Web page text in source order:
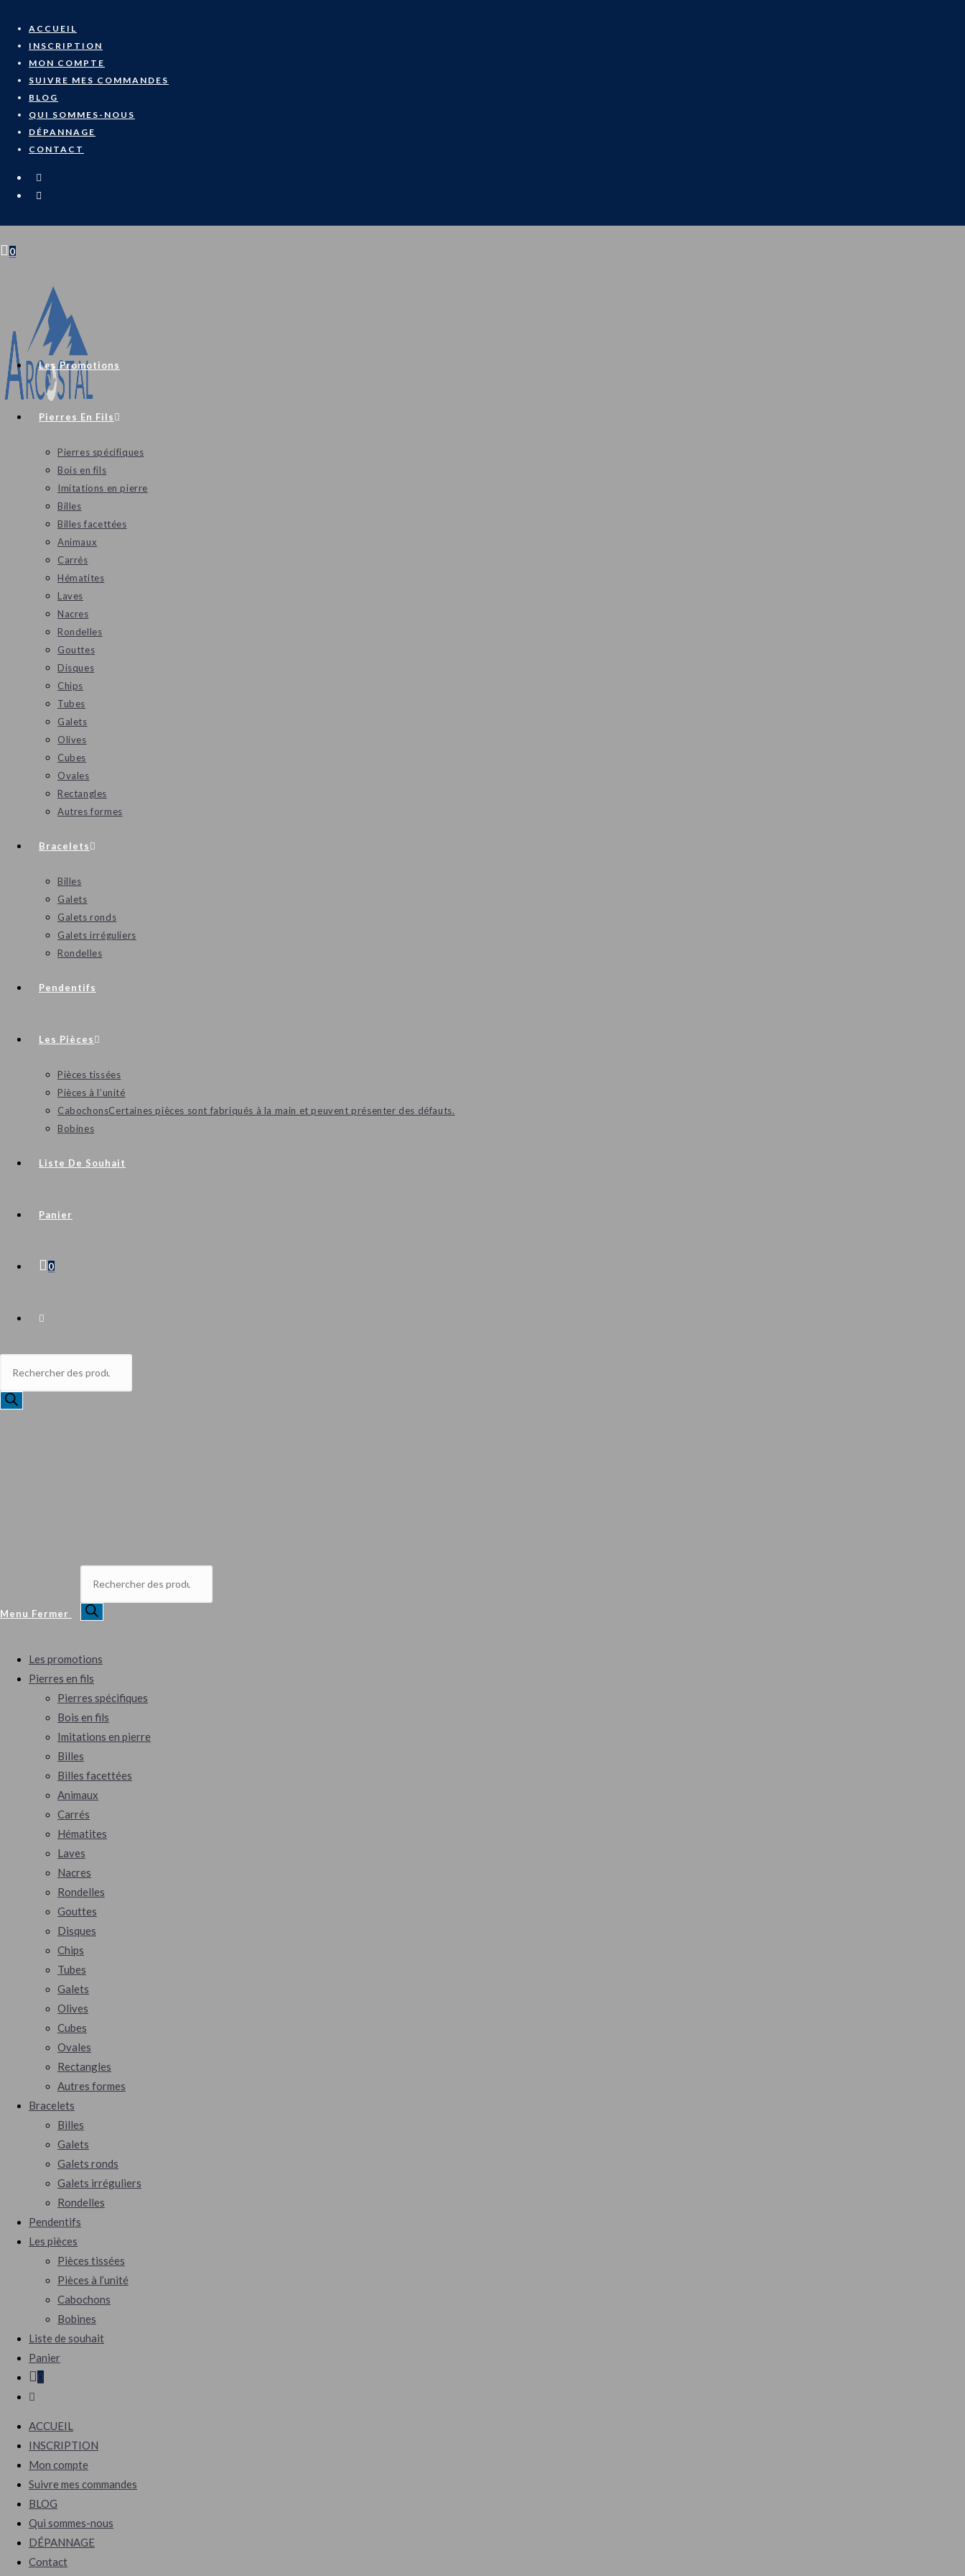
ACCUEIL
INSCRIPTION
MON COMPTE
SUIVRE MES COMMANDES
BLOG
QUI SOMMES-NOUS
DÉPANNAGE
CONTACT
0
Les Promotions
Pierres En Fils
Pierres spécifiques
Bois en fils
Imitations en pierre
Billes
Billes facettées
Animaux
Carrés
Hématites
Laves
Nacres
Rondelles
Gouttes
Disques
Chips
Tubes
Galets
Olives
Cubes
Ovales
Rectangles
Autres formes
Bracelets
Billes
Galets
Galets ronds
Galets irréguliers
Rondelles
Pendentifs
Les Pièces
Pièces tissées
Pièces à l’unité
CabochonsCertaines pièces sont fabriqués à la main et peuvent présenter des défauts.
Bobines
Liste De Souhait
Panier
0
Menu Fermer
Les promotions
Pierres en fils
Pierres spécifiques
Bois en fils
Imitations en pierre
Billes
Billes facettées
Animaux
Carrés
Hématites
Laves
Nacres
Rondelles
Gouttes
Disques
Chips
Tubes
Galets
Olives
Cubes
Ovales
Rectangles
Autres formes
Bracelets
Billes
Galets
Galets ronds
Galets irréguliers
Rondelles
Pendentifs
Les pièces
Pièces tissées
Pièces à l’unité
Cabochons
Bobines
Liste de souhait
Panier
0
ACCUEIL
INSCRIPTION
Mon compte
Suivre mes commandes
BLOG
Qui sommes-nous
DÉPANNAGE
Contact